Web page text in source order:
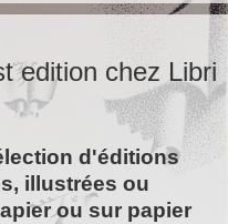
edition chez Libri
d'éditions
illustrées ou
ou sur papier